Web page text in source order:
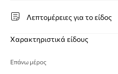
Λεπτομέρειες για το είδος
Χαρακτηριστικά είδους
Επάνω μέρος